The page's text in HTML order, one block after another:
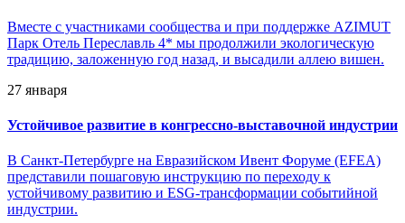
Вместе с участниками сообщества и при поддержке AZIMUT
Парк Отель Переславль 4* мы продолжили экологическую
традицию, заложенную год назад, и высадили аллею вишен.
27 января
Устойчивое развитие в конгрессно-выставочной индустрии
В Санкт-Петербурге на Евразийском Ивент Форуме (EFEA)
представили пошаговую инструкцию по переходу к
устойчивому развитию и ESG-трансформации событийной
индустрии.